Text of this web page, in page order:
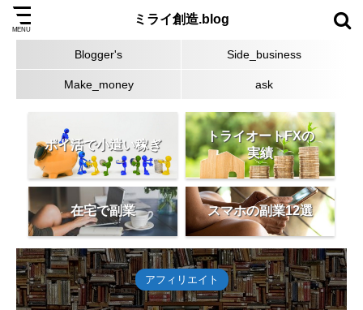
ミライ創造.blog
Blogger's Side_business
Make_money ask
ポイ活で小遣い稼ぎ
トライオートFXの
実績
在宅で副業 スマホの副業12選
アフィリエイト